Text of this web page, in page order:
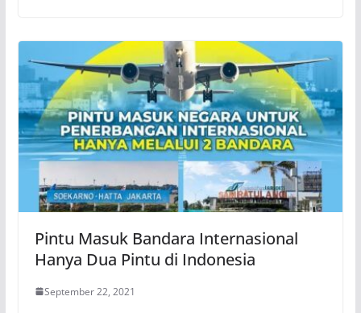
Pintu Masuk Bandara Internasional
Hanya Dua Pintu di Indonesia
September 22, 2021